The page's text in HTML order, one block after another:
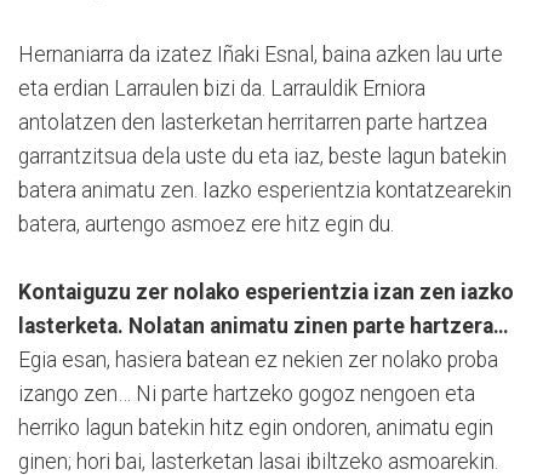
Hernaniarra da izatez Iñaki Esnal, baina azken lau urte
eta erdian Larraulen bizi da. Larrauldik Erniora
antolatzen den lasterketan herritarren parte hartzea
garrantzitsua dela uste du eta iaz, beste lagun batekin
batera animatu zen. Iazko esperientzia kontatzearekin
batera, aurtengo asmoez ere hitz egin du.
Kontaiguzu zer nolako esperientzia izan zen iazko
lasterketa. Nolatan animatu zinen parte hartzera…
Egia esan, hasiera batean ez nekien zer nolako proba
izango zen… Ni parte hartzeko gogoz nengoen eta
herriko lagun batekin hitz egin ondoren, animatu egin
ginen; hori bai, lasterketan lasai ibiltzeko asmoarekin.